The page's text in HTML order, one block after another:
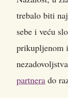
trebalo biti
sebe i veću
prikupljenom
partnera do